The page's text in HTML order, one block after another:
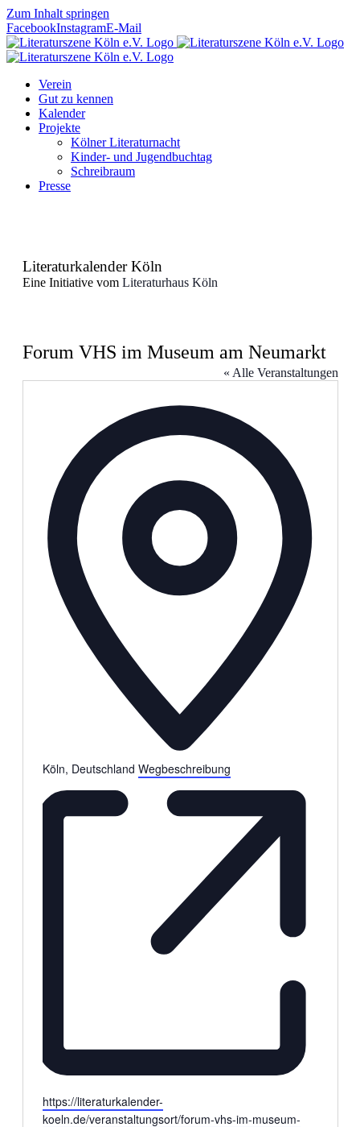
Zum Inhalt springen
FacebookInstagramE-Mail
Verein
Gut zu kennen
Kalender
Projekte
Kölner Literaturnacht
Kinder- und Jugendbuchtag
Schreibraum
Presse
Literaturkalender Köln
Eine Initiative vom Literaturhaus Köln
Forum VHS im Museum am Neumarkt
« Alle Veranstaltungen
Köln, Deutschland Wegbeschreibung
Webseite
https://literaturkalender-
koeln.de/veranstaltungsort/forum-vhs-im-museum-